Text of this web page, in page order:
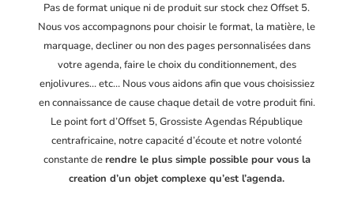
Pas de format unique ni de produit sur stock chez Offset 5.
Nous vos accompagnons pour choisir le format, la matière, le
marquage, decliner ou non des pages personnalisées dans
votre agenda, faire le choix du conditionnement, des
enjolivures… etc… Nous vous aidons afin que vous choisissiez
en connaissance de cause chaque detail de votre produit fini.
Le point fort d’Offset 5, Grossiste Agendas République
centrafricaine, notre capacité d’écoute et notre volonté
constante derendre le plus simple possible pour vous la
creation d’un objet complexe qu’est l’agenda.